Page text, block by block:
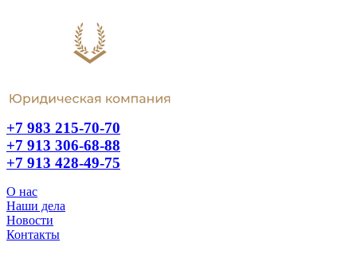
+7 983 215-70-70
+7 913 306-68-88
+7 913 428-49-75
О нас
Наши дела
Новости
Контакты